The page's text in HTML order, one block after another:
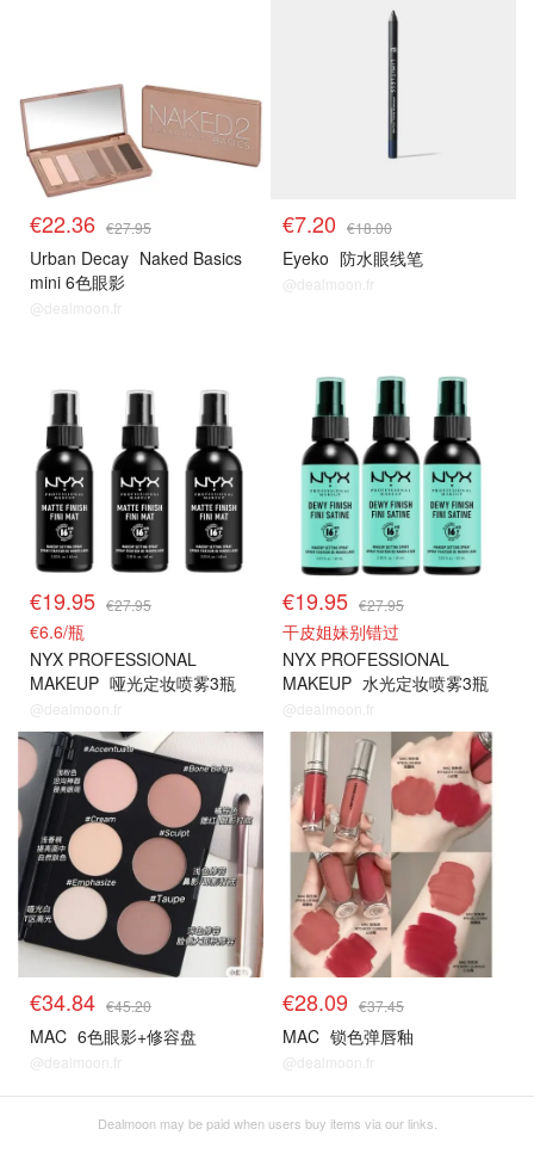
€22.36 €27.95
Urban Decay Naked Basics
mini 6色眼影
@dealmoon.fr
€7.20 €18.00
Eyeko 防水眼线笔
@dealmoon.fr
€19.95 €27.95
€6.6/瓶
NYX PROFESSIONAL
MAKEUP 哑光定妆喷雾3瓶
装 60ml
@dealmoon.fr
€19.95 €27.95
干皮姐妹别错过
NYX PROFESSIONAL
MAKEUP 水光定妆喷雾3瓶
装 60ml
@dealmoon.fr
€34.84 €45.20
MAC 6色眼影+修容盘
@dealmoon.fr
€28.09 €37.45
MAC 锁色弹唇釉
@dealmoon.fr
Dealmoon may be paid when users buy items via our links.